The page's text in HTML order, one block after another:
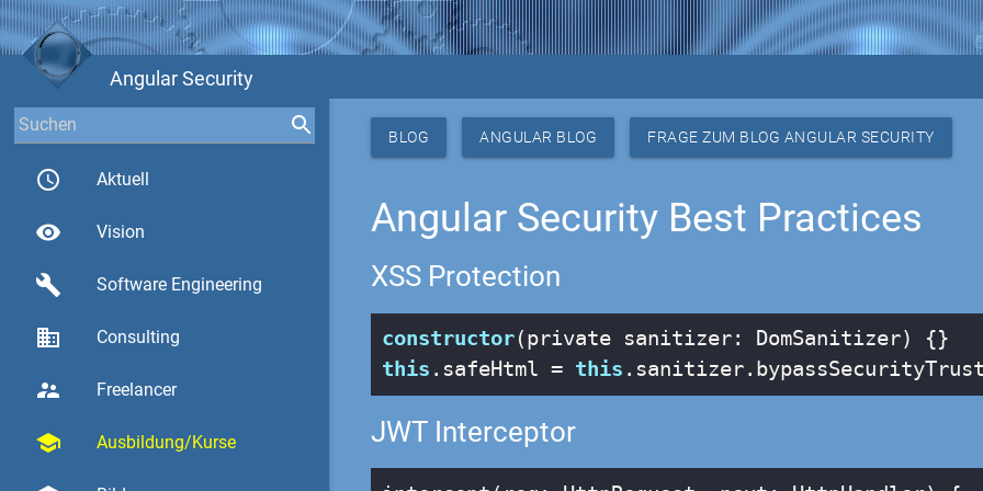
Angular Security
access_time Aktuell
visibility Vision
build Software Engineering
business Consulting
supervisor_account Freelancer
school Ausbildung/Kurse
BLOG ANGULAR BLOG FRAGE ZUM BLOG ANGULAR SECURITY
Angular Security Best Practices
XSS Protection
constructor
this .safeHtml = this
JWT Interceptor